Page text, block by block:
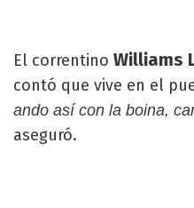
El correntino Williams
contó que vive en el
ando así con la boina,
aseguró.